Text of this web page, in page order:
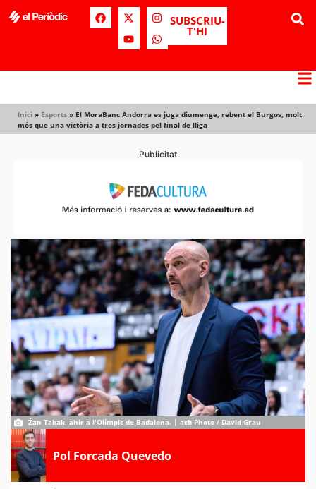
SUBSCRIU-
T'HI
Inici » Esports » El MoraBanc Andorra es juga diumenge, rebent el Burgos, molt
més que una victòria a tres jornades pel final de lliga
Publicitat
Žan Tabak, ahir a l'Olímpic de Badalona. | acb Photo / David Grau
Pol Forcada Quevedo